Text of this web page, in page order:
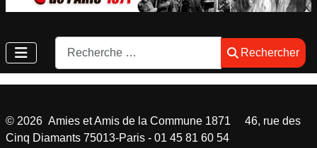
Rechercher
Rechercher
© 2026 Amies et Amis de la Commune 1871 46, rue des
Cinq Diamants 75013-Paris - 01 45 81 60 54